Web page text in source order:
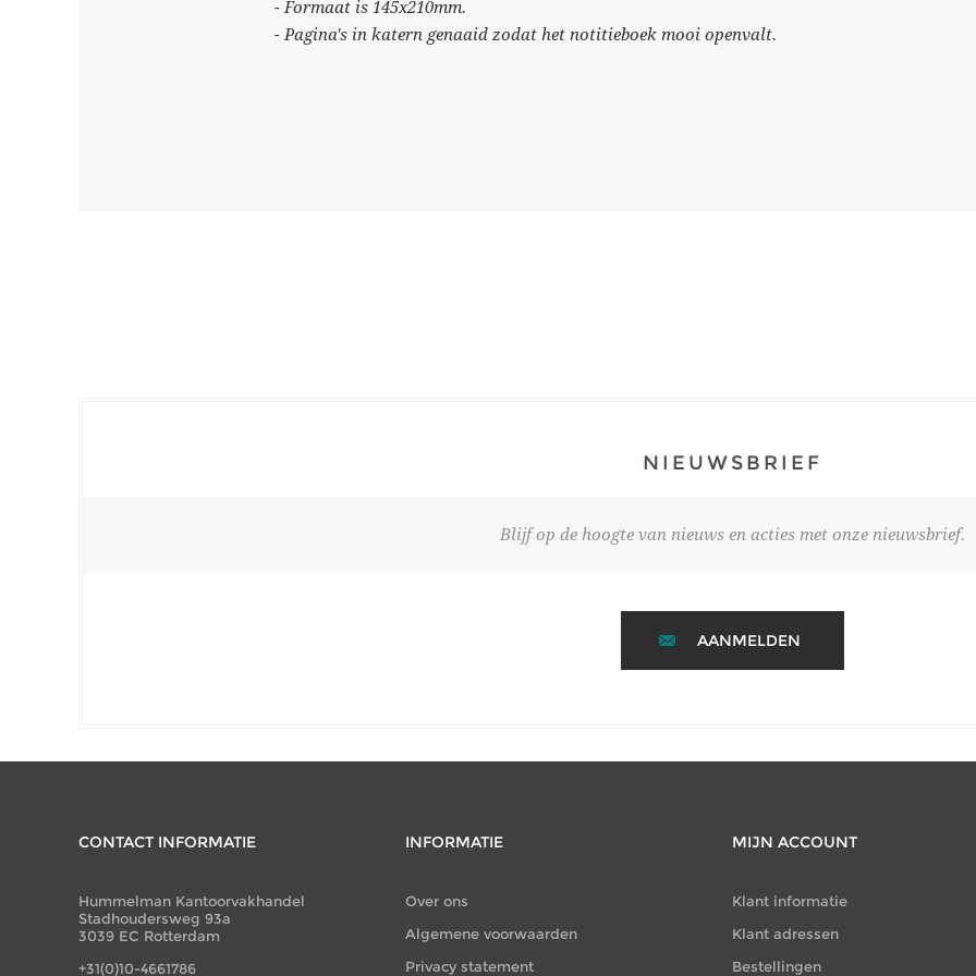
- Formaat is 145x210mm.
- Pagina's in katern genaaid zodat het notitieboek mooi openvalt.
NIEUWSBRIEF
Blijf op de hoogte van nieuws en acties met onze nieuwsbrief.
AANMELDEN
CONTACT INFORMATIE
Hummelman Kantoorvakhandel
Stadhoudersweg 93a
3039 EC Rotterdam
+31(0)10-4661786
INFORMATIE
Over ons
Algemene voorwaarden
Privacy statement
MIJN ACCOUNT
Klant informatie
Klant adressen
Bestellingen